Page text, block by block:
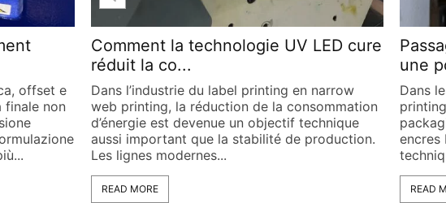
cure
narrow
Passage aux systèmes LED UV pour
une polymérisa...
Dans les lignes modernes de narrow web
printing utilisées pour l’étiquetage et le
packaging flexible, la polymérisation des
encres blanches représente l’un des défis
techniques les plus complexes en production...
READ MORE
utilisée
READ